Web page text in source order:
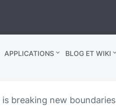
APPLICATIONS BLOG ET WIKI
breaking new boundaries